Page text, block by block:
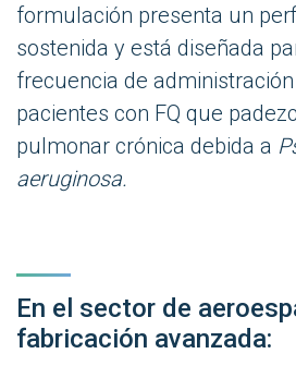
formulación presenta un
sostenida y está diseñada
frecuencia de
pacientes con FQ que
pulmonar crónica debida a
aeruginosa.
En el sector de
fabricación avanzada: